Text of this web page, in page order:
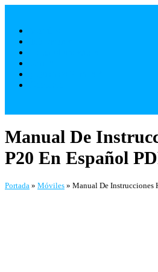
contenido
Manual De
P20 En Español
Portada » Móviles » Manual De Instrucciones